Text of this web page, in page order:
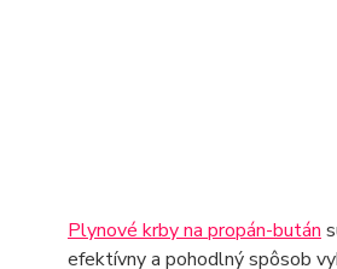
Plynové krby na propán-bután
efektívny a pohodlný spôsob